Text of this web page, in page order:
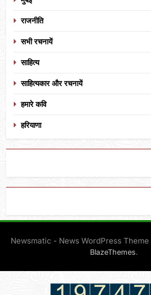
राजनीति
सभी रचनायें
साहित्य
साहित्यकार और रचनायें
हमारे कवि
हरियाणा
Newsmatic - News WordPress
BlazeThemes.